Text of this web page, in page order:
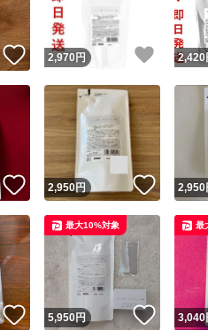
いいね！
2,970 円 いいね
2,420
いいね！
2,950円 いいね
2,950
いいね！
5,950円 いいね
最大10%対象
3,040
最